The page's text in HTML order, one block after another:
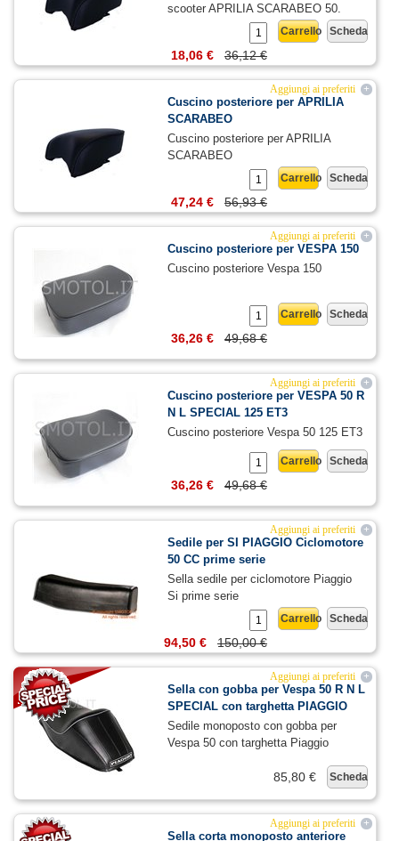
scooter APRILIA SCARABEO 50.
Scheda
Carrello
36,12 €
18,06 €
+
Aggiungi ai preferiti
Cuscino posteriore per APRILIA
SCARABEO
Cuscino posteriore per APRILIA
SCARABEO
Scheda
Carrello
56,93 €
47,24 €
+
Aggiungi ai preferiti
Cuscino posteriore per VESPA 150
Cuscino posteriore Vespa 150
Scheda
Carrello
49,68 €
36,26 €
+
Aggiungi ai preferiti
Cuscino posteriore per VESPA 50 R
N L SPECIAL 125 ET3
Cuscino posteriore Vespa 50 125 ET3
Scheda
Carrello
49,68 €
36,26 €
+
Aggiungi ai preferiti
Sedile per SI PIAGGIO Ciclomotore
50 CC prime serie
Sella sedile per ciclomotore Piaggio
Si prime serie
Scheda
Carrello
150,00 €
94,50 €
+
Aggiungi ai preferiti
Sella con gobba per Vespa 50 R N L
SPECIAL con targhetta PIAGGIO
Sedile monoposto con gobba per
Vespa 50 con targhetta Piaggio
Scheda
85,80 €
+
Aggiungi ai preferiti
Sella corta monoposto anteriore